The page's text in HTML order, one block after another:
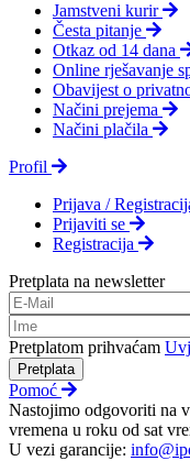
Jamstveni kurir
Česta pitanje
Otkaz od 14 dana
Online rješavanje
Obavijest o
Načini prejema
Načini plačila
Profil
Prijava /
Prijaviti se
Registracija
Pretplata na newsletter
Pretplatom prihvaćam
Pretplata
Pomoć
Nastojimo odgovoriti na
vremena u roku od sat
U vezi garancije: